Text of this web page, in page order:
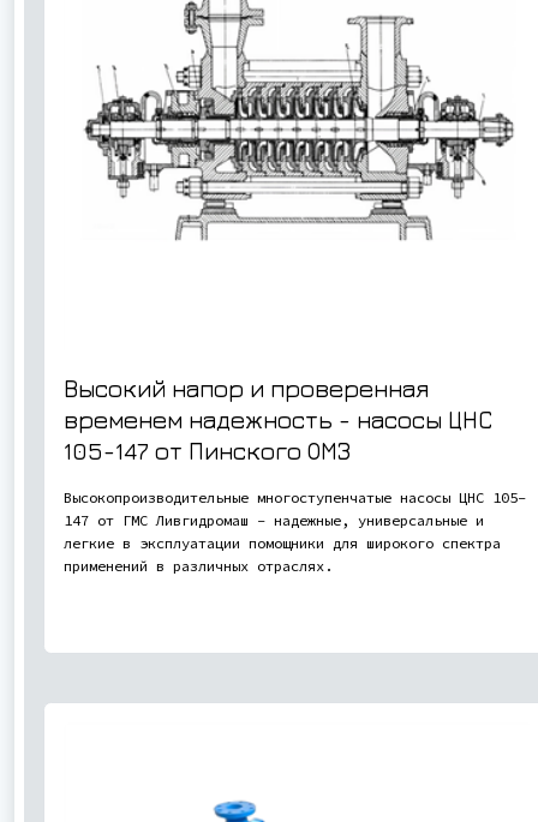
Высокий напор и проверенная
временем надежность - насосы ЦНС
105-147 от Пинского ОМЗ
Высокопроизводительные многоступенчатые насосы ЦНС 105-
147 от ГМС Ливгидромаш - надежные, универсальные и
легкие в эксплуатации помощники для широкого спектра
применений в различных отраслях.